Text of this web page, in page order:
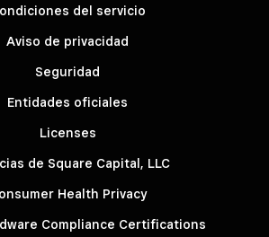
del servicio
Aviso de privacidad
Seguridad
Entidades oficiales
Licenses
de Square Capital, LLC
Health Privacy
Compliance Certifications